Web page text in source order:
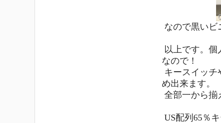
なので黒いビ
以上です。
なので！
キースイッチ
め出来ます。
全部一から揃
US配列65％